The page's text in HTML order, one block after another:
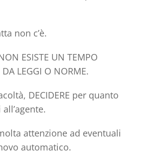
non c’è.
ESISTE UN TEMPO
DA LEGGI O NORME.
, DECIDERE per quanto
attenzione ad eventuali
automatico.